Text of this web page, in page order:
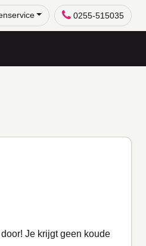
0255-515035
Je krijgt geen koude